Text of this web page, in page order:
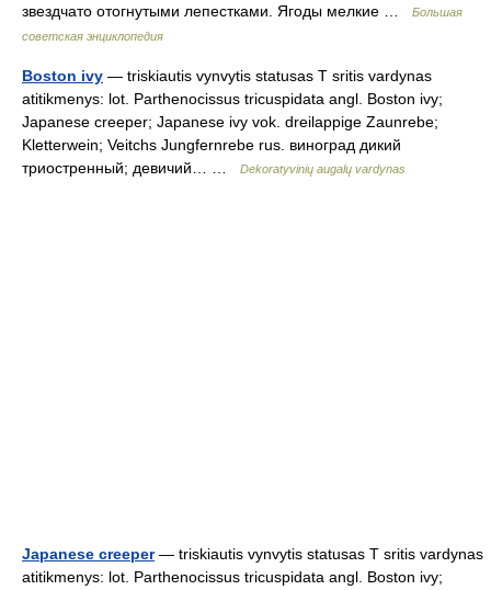
звездчато отогнутыми лепестками. Ягоды мелкие …
Большая
советская энциклопедия
Boston ivy — triskiautis vynvytis statusas T sritis vardynas
atitikmenys: lot. Parthenocissus tricuspidata angl. Boston ivy;
Japanese creeper; Japanese ivy vok. dreilappige Zaunrebe;
Kletterwein; Veitchs Jungfernrebe rus. виноград дикий
триостренный; девичий… …
Dekoratyvinių augalų vardynas
Japanese creeper— triskiautis vynvytis statusas T sritis vardynas
atitikmenys: lot. Parthenocissus tricuspidata angl. Boston ivy;